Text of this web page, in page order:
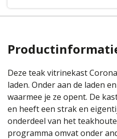
Deze teak vitrinekast
laden. Onder aan de laden
waarmee je ze opent. De
en heeft een strak en
onderdeel van het
programma omvat onder